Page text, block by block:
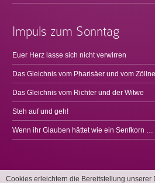
Impuls zum Sonntag
Euer Herz lasse sich nicht verwirren
Das Gleichnis vom Pharisäer und vom
Das Gleichnis vom Richter und der Witwe
Steh auf und geh!
Wenn ihr Glauben hättet wie ein Senfkorn …
Cookies erleichtern die Bereitstellung unserer